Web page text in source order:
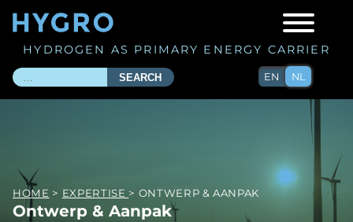
HYDROGEN AS PRIMARY ENERGY CARRIER
EN NL
SEARCH
HOME > EXPERTISE > ONTWERP & AANPAK
Ontwerp & Aanpak